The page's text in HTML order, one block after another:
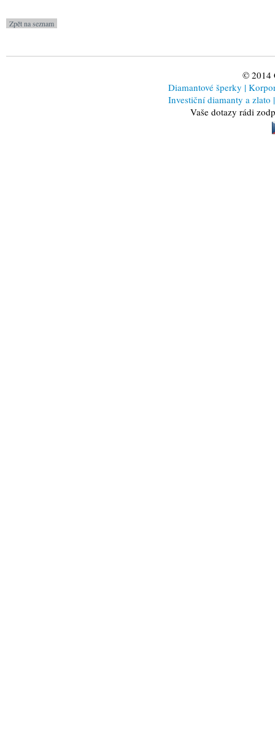
© 2014
Diamantové šperky |
Investiční diamanty a zlato |
Vaše dotazy rádi